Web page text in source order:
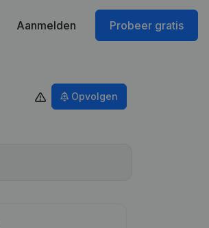
Aanmelden Probeer gratis
Opvolgen